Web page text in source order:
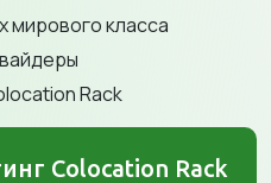
мирового класса
Rack
Colocation Rack